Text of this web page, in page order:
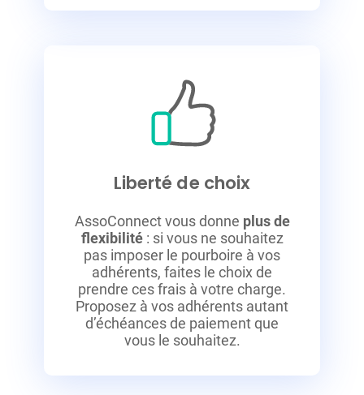
Liberté de choix
AssoConnect vous donne plus de
flexibilité: si vous ne souhaitez
pas imposer le pourboire à vos
adhérents, faites le choix de
prendre ces frais à votre charge.
Proposez à vos adhérents autant
d’échéances de paiement que
vous le souhaitez.